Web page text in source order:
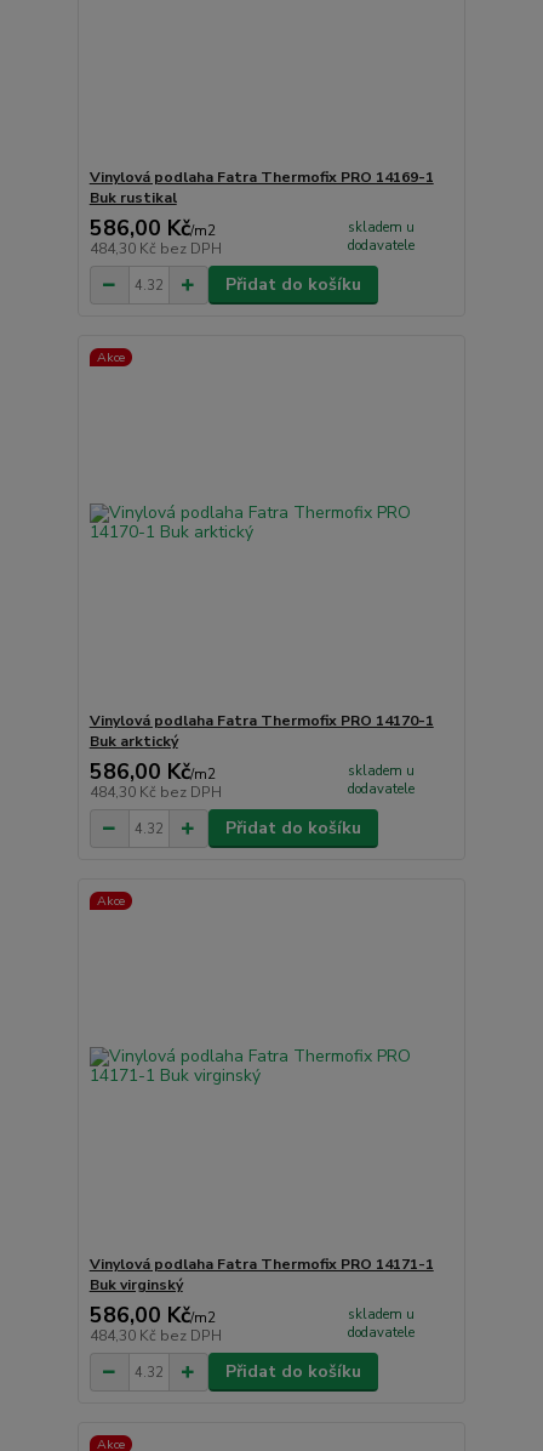
Vinylová podlaha Fatra Thermofix PRO 14169-1
Buk rustikal
586,00 Kč/m2
484,30 Kč bez DPH
skladem u
dodavatele
Přidat do košíku
Akce
Vinylová podlaha Fatra Thermofix PRO 14170-1
Buk arktický
586,00 Kč/m2
484,30 Kč bez DPH
skladem u
dodavatele
Přidat do košíku
Akce
Vinylová podlaha Fatra Thermofix PRO 14171-1
Buk virginský
586,00 Kč/m2
484,30 Kč bez DPH
skladem u
dodavatele
Přidat do košíku
Akce